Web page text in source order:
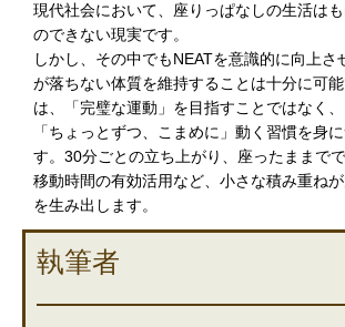
現代社会において、座りっぱなしの生活は
のできない現実です。
しかし、その中でもNEATを意識的に向上さ
が落ちない体質を維持することは十分に可
は、「完璧な運動」を目指すことではなく
「ちょっとずつ、こまめに」動く習慣を身
す。30分ごとの立ち上がり、座ったままでで
移動時間の有効活用など、小さな積み重ね
を生み出します。
執筆者